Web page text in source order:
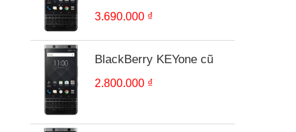
3.690.000 ₫
BlackBerry KEYone cũ
2.800.000 ₫